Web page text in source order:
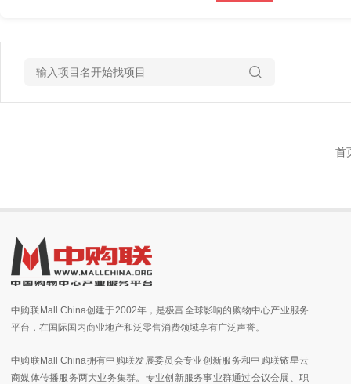
首
中购联Mall China创建于2002年，是极富全球影响的购物中心产业服务
平台，在国际国内商业地产和泛零售消费领域享有广泛声誉。
中购联Mall China拥有中购联发展委员会专业创新服务和中购联铱星云
商媒体传播服务两大业务集群。专业创新服务事业群通过会议会展、职